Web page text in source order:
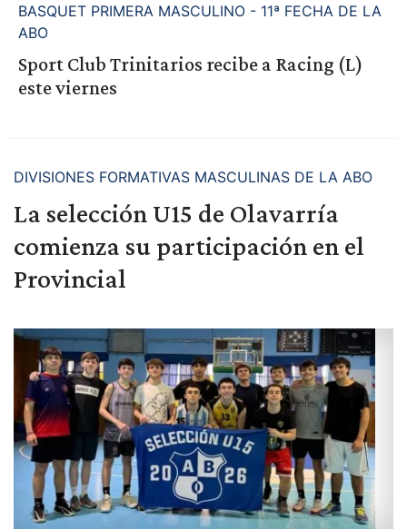
BASQUET PRIMERA MASCULINO - 11ª FECHA DE LA
ABO
Sport Club Trinitarios recibe a Racing (L)
este viernes
DIVISIONES FORMATIVAS MASCULINAS DE LA ABO
La selección U15 de Olavarría
comienza su participación en el
Provincial